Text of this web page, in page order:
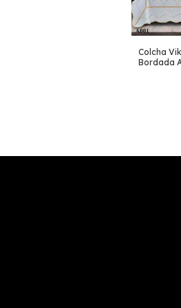
Colcha
Bordada